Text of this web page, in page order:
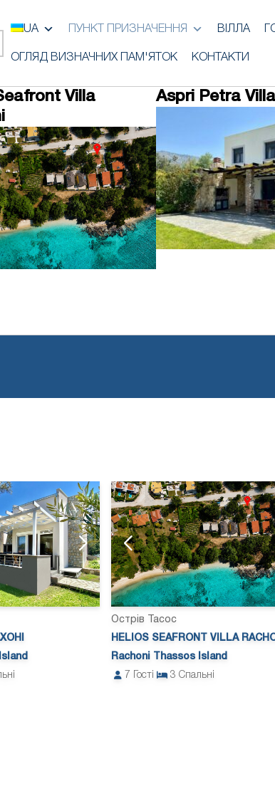
UA ПУНКТ ПРИЗНАЧЕННЯ ВІЛЛА
ОГЛЯД ВИЗНАЧНИХ ПАМ'ЯТОК КОНТАКТИ
Villa
Aspri Petra
Острів Тасос
HELIOS SEAFRONT VILLA
Rachoni Thassos Island
7
Гості 3 Спальні